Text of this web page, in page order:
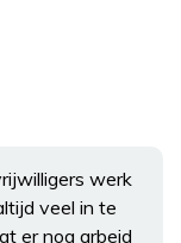
werk
veel in te
er nog arbeid